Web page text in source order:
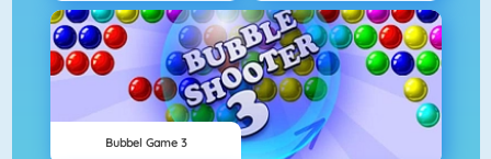
Bubbel Game 3